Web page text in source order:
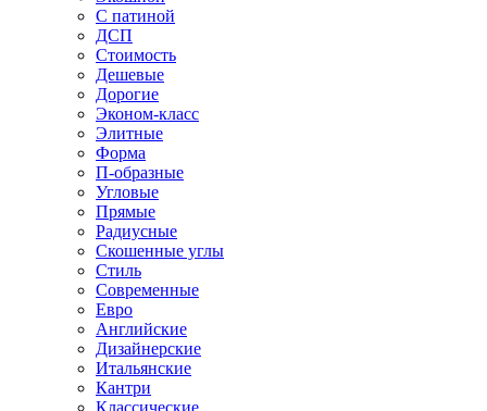
С патиной
ДСП
Стоимость
Дешевые
Дорогие
Эконом-класс
Элитные
Форма
П-образные
Угловые
Прямые
Радиусные
Скошенные углы
Стиль
Современные
Евро
Английские
Дизайнерские
Итальянские
Кантри
Классические